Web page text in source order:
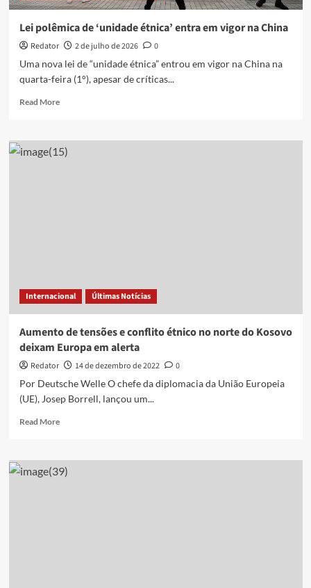
Lei polêmica de ‘unidade étnica’ entra em vigor na China
Redator 2 de julho de 2026
0
Uma nova lei de “unidade étnica” entrou em vigor na China na
quarta-feira (1°), apesar de críticas...
Read MoreRead
Lei
polêmica
Internacional Últimas Notícias
Aumento de tensões e conflito étnico no norte do Kosovo
deixam Europa em alerta
Redator 14 de dezembro de 2022
0
Por Deutsche Welle O chefe da diplomacia da União Europeia
(UE), Josep Borrell, lançou um...
Read MoreRead
Aumento
de